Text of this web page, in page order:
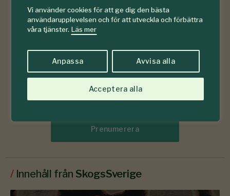
Vi använder cookies för att ge dig den bästa
användarupplevelsen och för att utveckla och förbättra
våra tjänster. Läs mer
Anpassa Avvisa alla
Acceptera alla
Prenumerera
/ Innehåll från SkogsSverige